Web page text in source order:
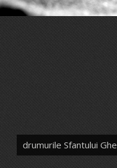
drumurile Sfantului